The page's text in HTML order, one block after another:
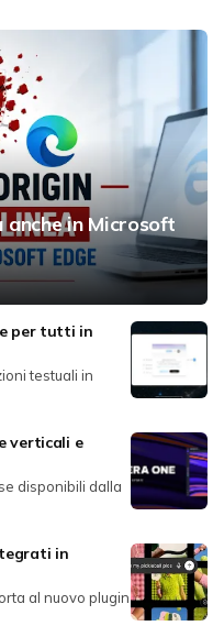
anche in Microsoft
per tutti in
testuali in
verticali e
disponibili dalla
in
al nuovo plugin